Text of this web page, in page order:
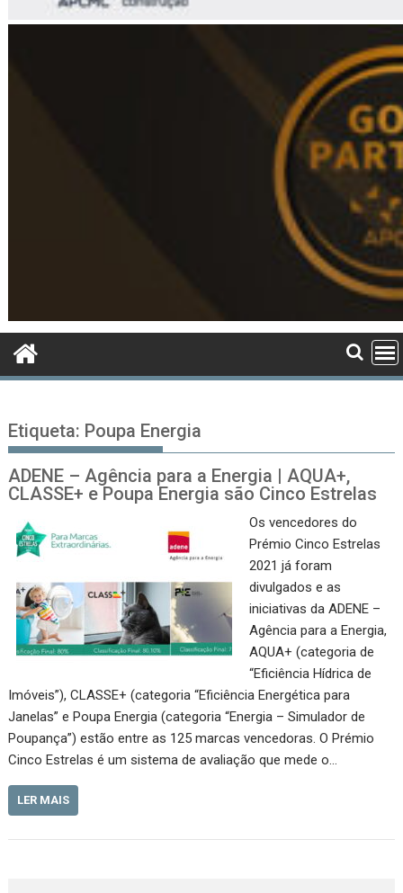
Etiqueta: Poupa Energia
ADENE – Agência para a Energia | AQUA+,
CLASSE+ e Poupa Energia são Cinco Estrelas
Os vencedores do
Prémio Cinco Estrelas
2021 já foram
divulgados e as
iniciativas da ADENE –
Agência para a Energia,
AQUA+ (categoria de
“Eficiência Hídrica de
Imóveis”), CLASSE+ (categoria “Eficiência Energética para
Janelas” e Poupa Energia (categoria “Energia – Simulador de
Poupança”) estão entre as 125 marcas vencedoras. O Prémio
Cinco Estrelas é um sistema de avaliação que mede o…
LER MAIS